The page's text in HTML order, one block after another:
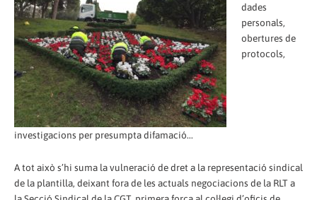
dades
personals,
obertures de
protocols,
investigacions per presumpta difamació...
A tot això s’hi suma la vulneració de dret a la representació sindical
de la plantilla, deixant fora de les actuals negociacions de la RLT a